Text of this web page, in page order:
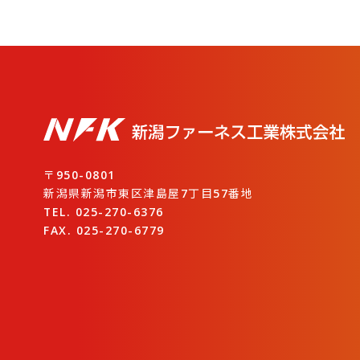
〒950-0801
新潟県新潟市東区津島屋7丁目57番地
TEL. 025-270-6376
FAX. 025-270-6779